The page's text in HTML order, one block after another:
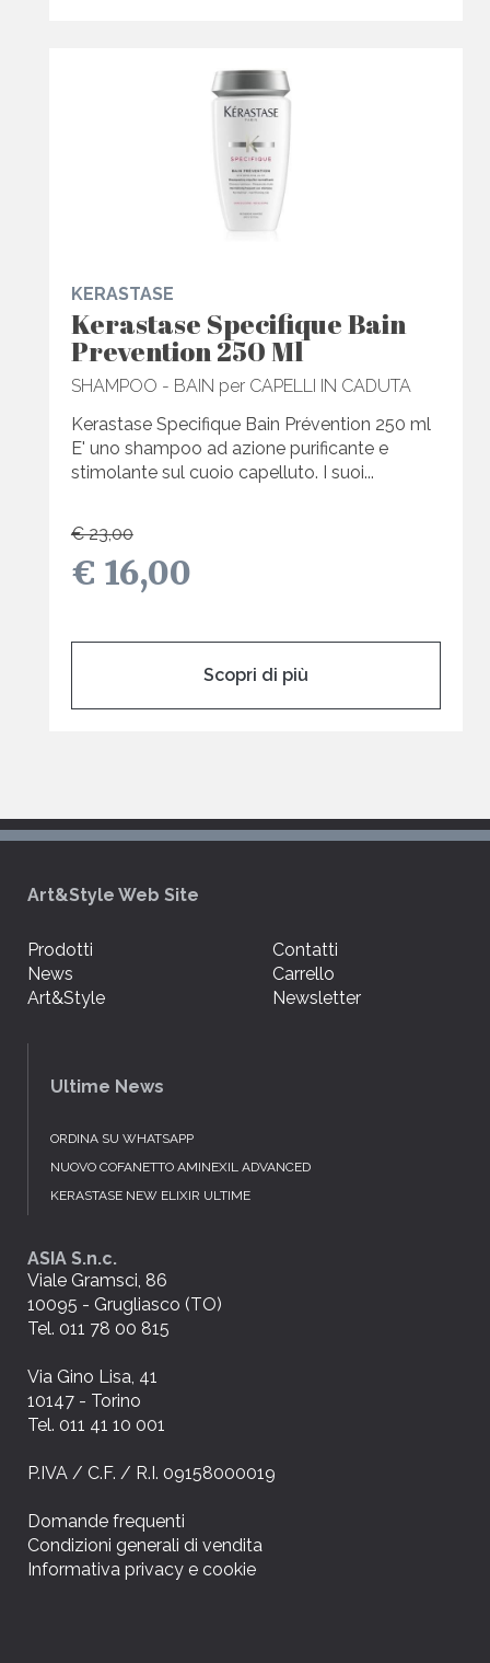
KERASTASE
Kerastase Specifique Bain
Prevention 250 Ml
SHAMPOO - BAIN per CAPELLI IN CADUTA
Kerastase Specifique Bain Prévention 250 ml
E' uno shampoo ad azione purificante e
stimolante sul cuoio capelluto. I suoi...
€ 23,00
€ 16,00
Scopri di più
Art&Style Web Site
Prodotti
News
Art&Style
Contatti
Carrello
Newsletter
Ultime News
ORDINA SU WHATSAPP
NUOVO COFANETTO AMINEXIL ADVANCED
KERASTASE NEW ELIXIR ULTIME
ASIA S.n.c.
Viale Gramsci, 86
10095 - Grugliasco (TO)
Tel. 011 78 00 815
Via Gino Lisa, 41
10147 - Torino
Tel. 011 41 10 001
P.IVA / C.F. / R.I. 09158000019
Domande frequenti
Condizioni generali di vendita
Informativa privacy e cookie